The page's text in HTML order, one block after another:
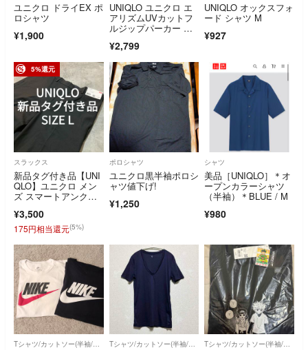
ユニクロ ドライEX ポ
ロシャツ
¥1,900
UNIQLO ユニクロ エ
アリズムUVカットフ
ルジップパーカー ネ
¥2,799
UNIQLO オックスフォ
ード シャツ M
¥927
5%還元
スラックス
新品タグ付き品【UNI
QLO】ユニクロ メン
ズ スマートアンクル
ック スラックス トラ
ウザーパンツ
¥3,500
175円相当還元(5%)
ポロシャツ
ユニクロ黒半袖ポロシ
ャツ値下げ!
¥1,250
シャツ
美品［UNIQLO］＊オ
ープンカラーシャツ
（半袖）＊BLUE / M
¥980
Tシャツ/カットソー(半袖/袖なし) Tシャツ/カットソー(半袖/袖なし) Tシャツ/カットソー(半袖/袖なし)